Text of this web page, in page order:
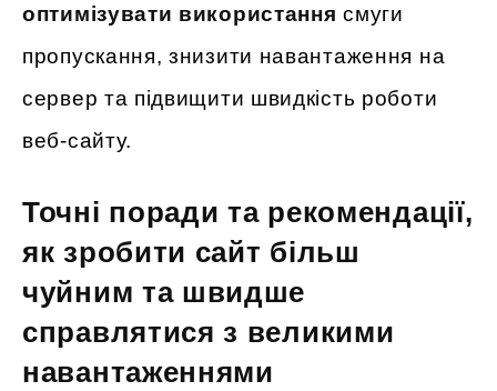
оптимізувати використання смуги
пропускання, знизити навантаження на
сервер та підвищити швидкість роботи
веб-сайту.
Точні поради та рекомендації,
як зробити сайт більш
чуйним та швидше
справлятися з великими
навантаженнями